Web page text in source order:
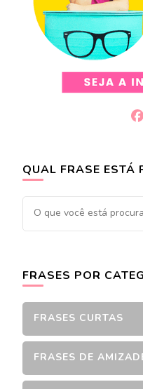
QUAL FRASE ESTÁ
Procurando
algo?
FRASES POR
FRASES CURTAS
FRASES DE